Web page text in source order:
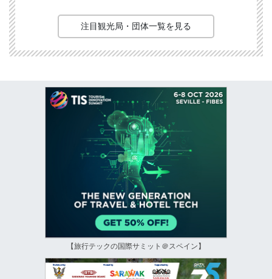
注目観光局・団体一覧を見る
【旅行テックの国際サミット＠スペイン】